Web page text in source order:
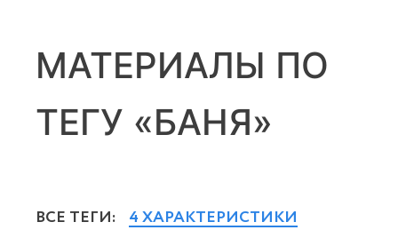
МАТЕРИАЛЫ ПО
ТЕГУ «БАНЯ»
ВСЕ ТЕГИ:
4 ХАРАКТЕРИСТИКИ